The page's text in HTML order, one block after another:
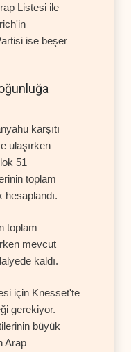
Listesi ile
ise beşer
karşıtı
ulaşırken
51
toplam
hesaplandı.
toplam
mevcut
kaldı.
için Knesset'te
gerekiyor.
büyük
Arap